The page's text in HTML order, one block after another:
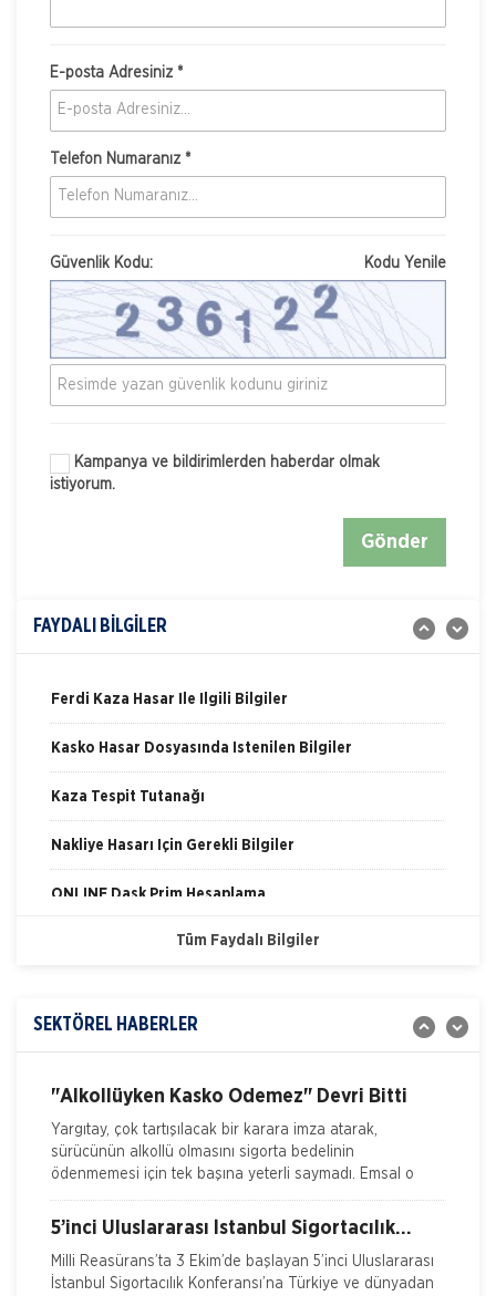
E-posta Adresiniz *
Telefon Numaranız *
Güvenlik Kodu: Kodu Yenile
Kampanya ve bildirimlerden haberdar olmak
istiyorum.
Gönder
FAYDALI BİLGİLER
Yangın Hasarı ile ilgili Bilgiler
Ferdi Kaza Hasar İle İlgili Bilgiler
Kasko Hasar Dosyasında İstenilen Bilgiler
Kaza Tespit Tutanağı
Nakliye Hasarı İçin Gerekli Bilgiler
ONLİNE Dask Prim Hesaplama
Trafik Hasarı için Gerekli Bilgiler
Kasko Hasar Dosyasında İstenilen Bilgiler
Kaza Tespit Tutanağı
Tüm Faydalı Bilgiler
SEKTÖREL HABERLER
İSADER; Sigorta Acenteleri Poliçe Kesemez
Hale Geldi
İskenderun Sigorta Acenteleri Derneği (İSADER) Başkanı
Yasin Keleş, zorunlu trafik sigortası poliçelerinin sorunlu
Demirtaş, düzenledikleri 'Sigorta Sektörü Geleceğini
"Alkollüyken Kasko Ödemez" Devri Bitti
Yargıtay, çok tartışılacak bir karara imza atarak,
sürücünün alkollü olmasını sigorta bedelinin
ödenmemesi için tek başına yeterli saymadı. Emsal o
5’inci Uluslararası İstanbul Sigortacılık
Konferansı Milli Reasürans’ta yapıldı.
Milli Reasürans’ta 3 Ekim’de başlayan 5’inci Uluslararası
İstanbul Sigortacılık Konferansı’na Türkiye ve dünyadan